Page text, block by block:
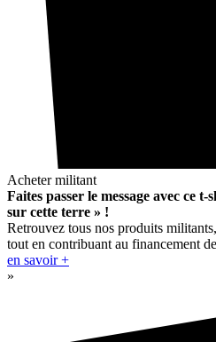
Acheter militant
Faites passer le message avec ce
sur cette terre » !
Retrouvez tous nos produits
tout en contribuant au financement
en savoir +
»